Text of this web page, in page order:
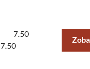
7.50
7.50